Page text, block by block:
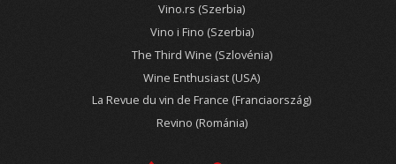
Vino.rs (Szerbia)
Vino i Fino (Szerbia)
The Third Wine (Szlovénia)
Wine Enthusiast (USA)
La Revue du vin de France (Franciaország)
Revino (Románia)